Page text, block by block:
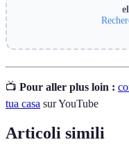
📺 Pour aller plus loin :
tua casa sur YouTube
Articoli simili